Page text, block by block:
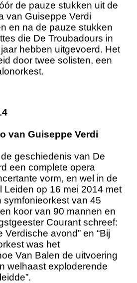
de pauze stukken uit de
van Guiseppe Verdi
en na de pauze stukken
die De Troubadours in
hebben uitgevoerd. Het
door twee solisten, een
van Guiseppe Verdi
geschiedenis van De
een complete opera
vorm, en wel in de
Leiden op 16 mei 2014 met
symfonieorkest van 45
koor van 90 mannen en
Courant schreef:
Verdische avond” en “Bij
was het
Van Balen de uitvoering
welhaast exploderende